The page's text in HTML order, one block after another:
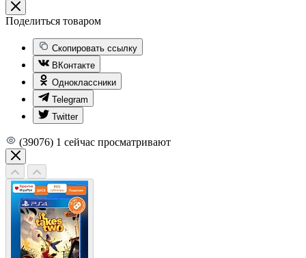
Поделиться товаром
Скопировать ссылку
ВКонтакте
Одноклассники
Telegram
Twitter
(39076) 1 сейчас просматривают